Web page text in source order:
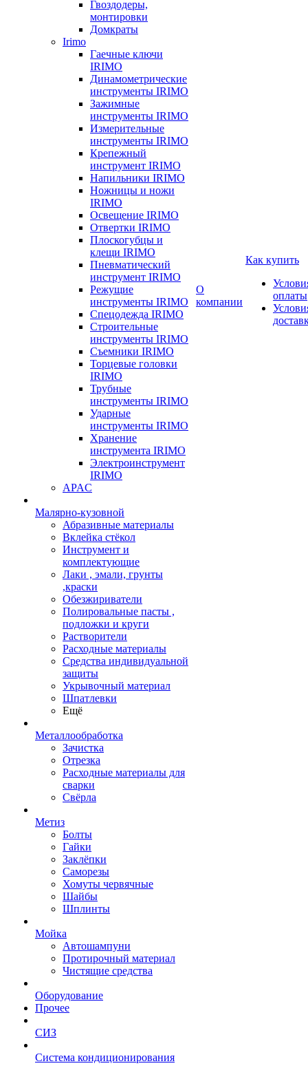
Гвоздодеры,
монтировки
Домкраты
Irimo
Гаечные ключи
IRIMO
Динамометрические
инструменты IRIMO
Зажимные
инструменты IRIMO
Измерительные
инструменты IRIMO
Крепежный
инструмент IRIMO
Напильники IRIMO
Ножницы и ножи
IRIMO
Освещение IRIMO
Отвертки IRIMO
Плоскогубцы и
клещи IRIMO
Пневматический
инструмент IRIMO
Режущие
инструменты IRIMO
Спецодежда IRIMO
Строительные
инструменты IRIMO
Съемники IRIMO
Торцевые головки
IRIMO
Трубные
инструменты IRIMO
Ударные
инструменты IRIMO
Хранение
инструмента IRIMO
Электроинструмент
IRIMO
APAC
Малярно-кузовной
Абразивные материалы
Вклейка стёкол
Инструмент и
комплектующие
Лаки , эмали, грунты
,краски
Обезжириватели
Полировальные пасты ,
подложки и круги
Растворители
Расходные материалы
Средства индивидуальной
защиты
Укрывочный материал
Шпатлевки
Ещё
Металлообработка
Зачистка
Отрезка
Расходные материалы для
сварки
Свёрла
Метиз
Болты
Гайки
Заклёпки
Саморезы
Хомуты червячные
Шайбы
Шплинты
Мойка
Автошампуни
Протирочный материал
Чистящие средства
Оборудование
Прочее
СИЗ
Система кондиционирования
О
компании
Как купить
оплаты